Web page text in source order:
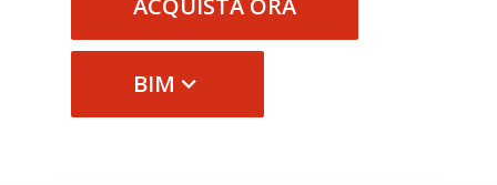
ACQUISTA ORA
BIM